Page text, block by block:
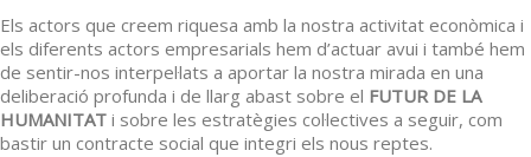
Els actors que creem riquesa amb la nostra activitat econòmica i
els diferents actors empresarials hem d’actuar avui i també hem
de sentir-nos interpel·lats a aportar la nostra mirada en una
deliberació profunda i de llarg abast sobre el FUTUR DE LA
HUMANITAT i sobre les estratègies col·lectives a seguir, com
bastir un contracte social que integri els nous reptes.